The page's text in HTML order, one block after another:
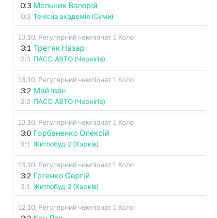
0:3 Мельник Валерій
0:3 Тенісна академія (Суми)
13.10. Регулярний чемпіонат 1 Коло
3:1 Третяк Назар
2:3 ПАСС-АВТО (Чернігів)
13.10. Регулярний чемпіонат 1 Коло
3:2 Май Іван
2:3 ПАСС-АВТО (Чернігів)
13.10. Регулярний чемпіонат 1 Коло
3:0 Горбаненко Олексій
3:1 Житлобуд-2 (Харків)
13.10. Регулярний чемпіонат 1 Коло
3:2 Гогенко Сергій
3:1 Житлобуд-2 (Харків)
12.10. Регулярний чемпіонат 1 Коло